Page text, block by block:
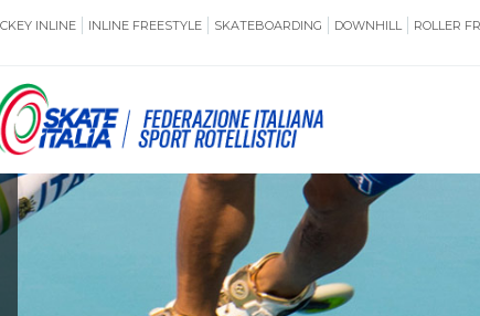
INLINE INLINE FREESTYLE SKATEBOARDING DOWNHILL ROLLER
TERRITORIO